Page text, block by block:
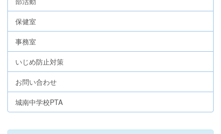
保健室
事務室
いじめ防止対策
お問い合わせ
城南中学校PTA